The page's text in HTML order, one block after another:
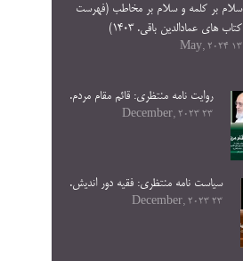
سلام بر کلمه و سلام بر مخاطب (فهرست
کتاب های عمادالدین باقی. ۱۴۰۳)
13 May, 2024
روایت نامه منتظری: قائم مقام مردم.
23 December, 2023
سیاست نامه منتظری: فقیه دور اندیش.
23 December, 2023